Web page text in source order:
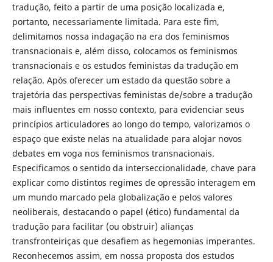
tradução, feito a partir de uma posição localizada e,
portanto, necessariamente limitada. Para este fim,
delimitamos nossa indagação na era dos feminismos
transnacionais e, além disso, colocamos os feminismos
transnacionais e os estudos feministas da tradução em
relação. Após oferecer um estado da questão sobre a
trajetória das perspectivas feministas de/sobre a tradução
mais influentes em nosso contexto, para evidenciar seus
princípios articuladores ao longo do tempo, valorizamos o
espaço que existe nelas na atualidade para alojar novos
debates em voga nos feminismos transnacionais.
Especificamos o sentido da interseccionalidade, chave para
explicar como distintos regimes de opressão interagem em
um mundo marcado pela globalização e pelos valores
neoliberais, destacando o papel (ético) fundamental da
tradução para facilitar (ou obstruir) alianças
transfronteiriças que desafiem as hegemonias imperantes.
Reconhecemos assim, em nossa proposta dos estudos